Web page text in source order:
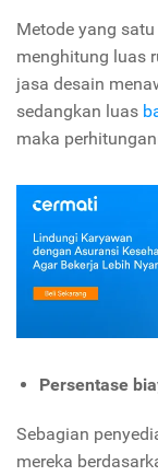
Metode yang
menghitung luas
jasa desain
sedangkan luas
maka
Persentase
Sebagian
mereka